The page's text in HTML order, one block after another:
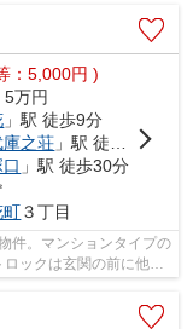
：5,000円 )
5万円
」駅 徒歩9分
庫之荘 」駅 徒歩22分
」駅 徒歩30分
町３丁目
件。マンションタイプの
ックは玄関の前に他人